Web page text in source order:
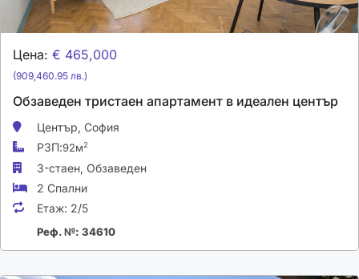
Цена: € 465,000
(909,460.95 лв.)
Обзаведен тристаен апартамент в идеален център
Център, София
РЗП:92м2
3-стаен, Обзаведен
2 Спални
Етаж: 2/5
Реф. №: 34610